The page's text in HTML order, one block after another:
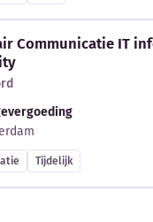
Communicatie IT
Tijdelijk